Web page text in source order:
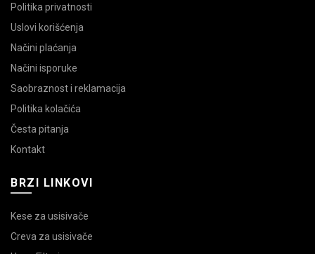
Politika privatnosti
Uslovi korišćenja
Načini plaćanja
Načini isporuke
Saobraznost i reklamacija
Politika kolačića
Česta pitanja
Kontakt
BRZI LINKOVI
Kese za usisivače
Creva za usisivače